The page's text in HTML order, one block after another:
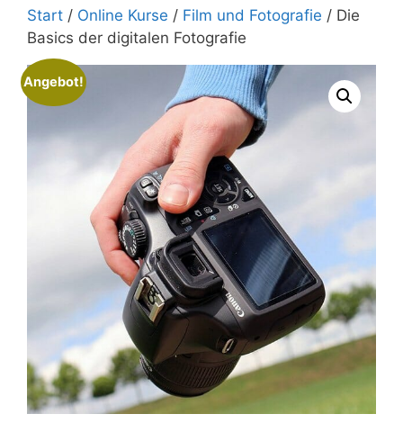
Start / Online Kurse / Film und Fotografie / Die
Basics der digitalen Fotografie
Angebot!